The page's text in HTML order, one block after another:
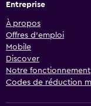
Entreprise
À propos
Offres d’emploi
Mobile
Discover
Notre fonctionnement
Codes de réduction